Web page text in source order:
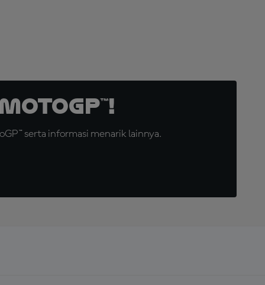
serta informasi menarik lainnya.